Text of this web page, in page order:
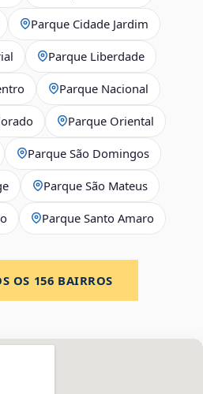
Parque Cidade Jardim
Parque Liberdade
Parque Nacional
Parque Oriental
Parque São Domingos
Parque São Mateus
Parque Santo Amaro
OS 156 BAIRROS